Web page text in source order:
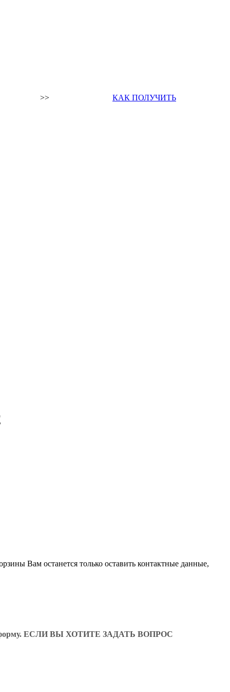
>> КАК ПОЛУЧИТЬ
Вам останется только оставить контактные данные,
форму. ЕСЛИ ВЫ ХОТИТЕ ЗАДАТЬ ВОПРОС